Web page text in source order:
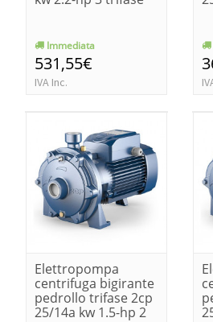
Immediata
531,55€
IVA Inc.
Elettropompa
centrifuga bigirante
pedrollo trifase 2cp
25/14a kw 1.5-hp 2